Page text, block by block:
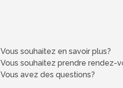
Vous souhaitez en savoir plus?
Vous souhaitez prendre rendez-
Vous avez des questions?